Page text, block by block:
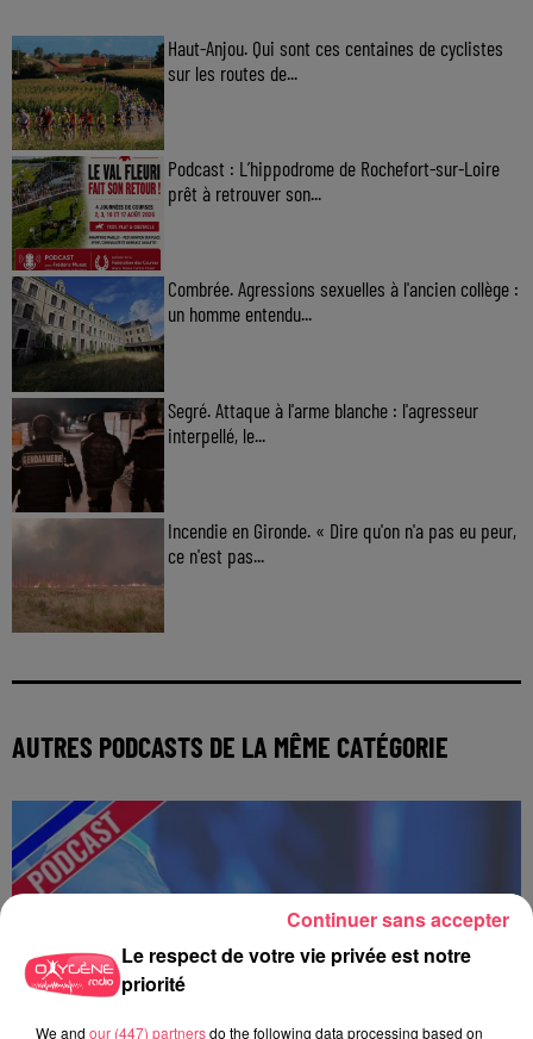
Haut-Anjou. Qui sont ces centaines de cyclistes
sur les routes de...
Podcast : L’hippodrome de Rochefort-sur-Loire
prêt à retrouver son...
Combrée. Agressions sexuelles à l'ancien collège :
un homme entendu...
Segré. Attaque à l'arme blanche : l'agresseur
interpellé, le...
Incendie en Gironde. « Dire qu'on n'a pas eu peur,
ce n'est pas...
AUTRES PODCASTS DE LA MÊME CATÉGORIE
Le respect de votre vie privée est notre
priorité
We and our (447) partnersdo the following data processing based on
Continuer sans accepter